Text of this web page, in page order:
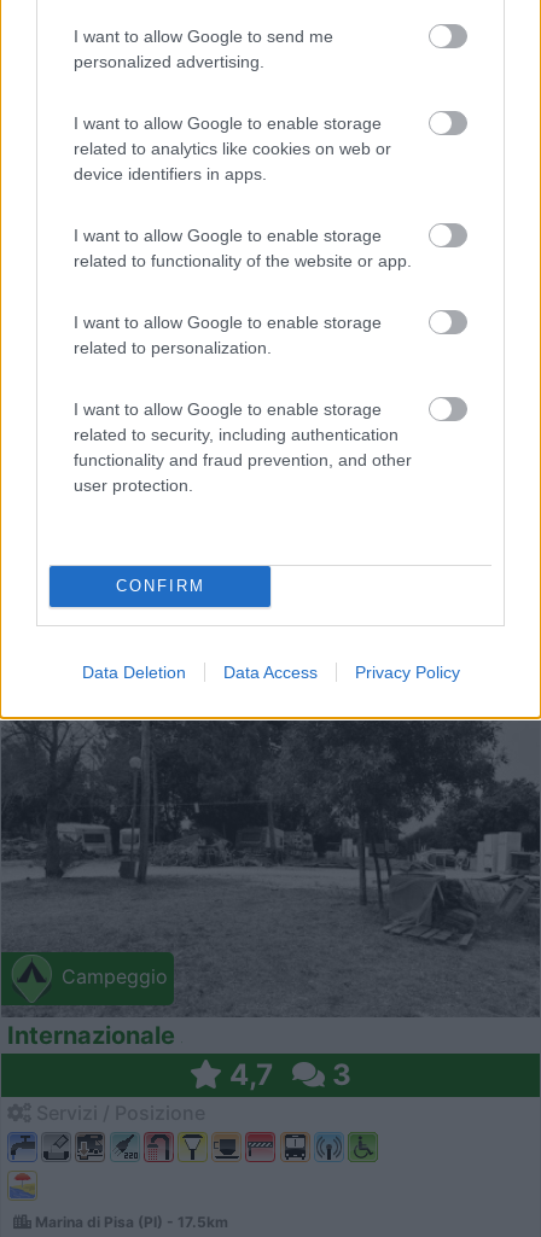
I want to allow Google to send me
personalized advertising.
I want to allow Google to enable storage
related to analytics like cookies on web or
device identifiers in apps.
I want to allow Google to enable storage
related to functionality of the website or app.
I want to allow Google to enable storage
related to personalization.
I want to allow Google to enable storage
related to security, including authentication
functionality and fraud prevention, and other
user protection.
CONFIRM
Data Deletion Data Access Privacy Policy
8,5 4
Campeggio a conduzione famigliare con area camping e
Via dei Lecci 107
Campeggio
Internazionale
4,7 3
Marina di Pisa (PI) - 17.5km